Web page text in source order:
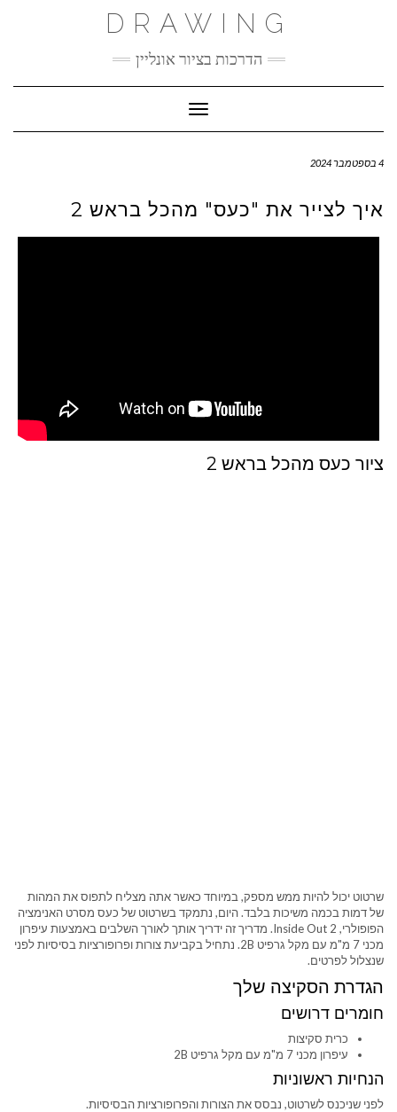
DRAWING
הדרכות בציור אונליין
Toggle Navigation
4 בספטמבר 2024
איך לצייר את "כעס" מהכל בראש 2
ציור כעס מהכל בראש 2
שרטוט יכול להיות ממש מספק, במיוחד כאשר אתה מצליח לתפוס את המהות
של דמות בכמה משיכות בלבד. היום, נתמקד בשרטוט של כעס מסרט האנימציה
הפופולרי, Inside Out 2. מדריך זה ידריך אותך לאורך השלבים באמצעות עיפרון
מכני 7 מ"מ עם מקל גרפיט 2B. נתחיל בקביעת צורות ופרופורציות בסיסיות לפני
שנצלול לפרטים.
הגדרת הסקיצה שלך
חומרים דרושים
כרית סקיצות
עיפרון מכני 7 מ"מ עם מקל גרפיט 2B
הנחיות ראשוניות
לפני שניכנס לשרטוט, נבסס את הצורות והפרופורציות הבסיסיות.